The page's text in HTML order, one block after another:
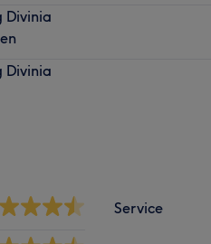
Divinia
Divinia
Service